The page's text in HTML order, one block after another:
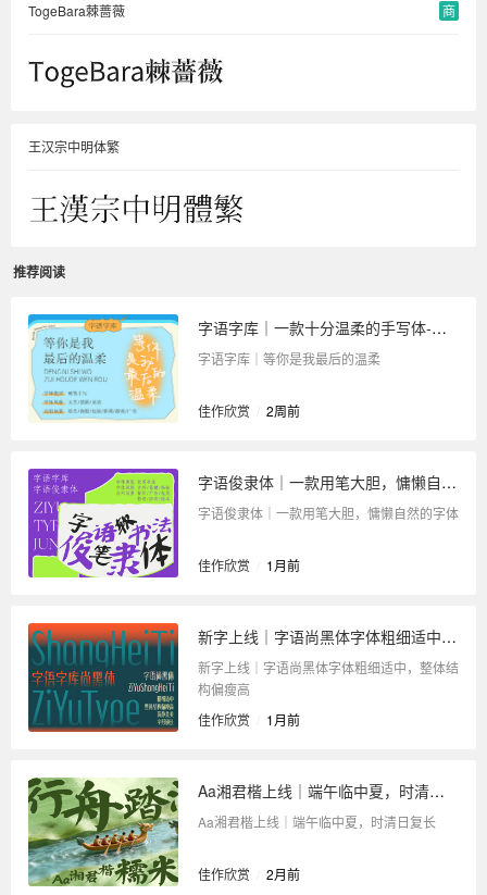
TogeBara棘蔷薇 商
王汉宗中明体繁
推荐阅读
字语字库｜一款十分温柔的手写体-等你是我最后的温柔
字语字库｜等你是我最后的温柔
佳作欣赏 2周前
字语俊隶体｜一款用笔大胆，慵懒自然的字体
字语俊隶体｜一款用笔大胆，慵懒自然的字体
佳作欣赏 1月前
新字上线｜字语尚黑体字体粗细适中，整体结构偏瘦高
新字上线｜字语尚黑体字体粗细适中，整体结
构偏瘦高
佳作欣赏
1月前
Aa湘君楷上线｜端午临中夏，时清日复长
Aa湘君楷上线｜端午临中夏，时清日复长
佳作欣赏 2月前